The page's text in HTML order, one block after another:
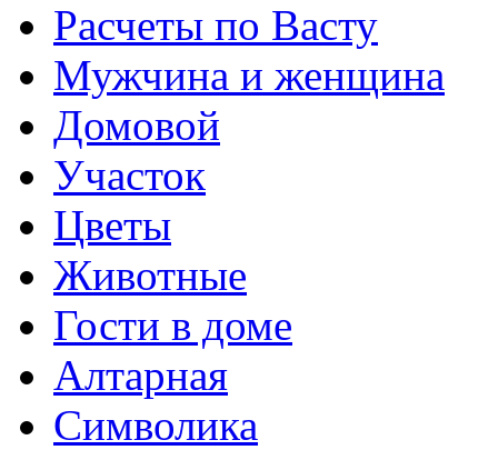
Расчеты по Васту
Мужчина и женщина
Домовой
Участок
Цветы
Животные
Гости в доме
Алтарная
Символика